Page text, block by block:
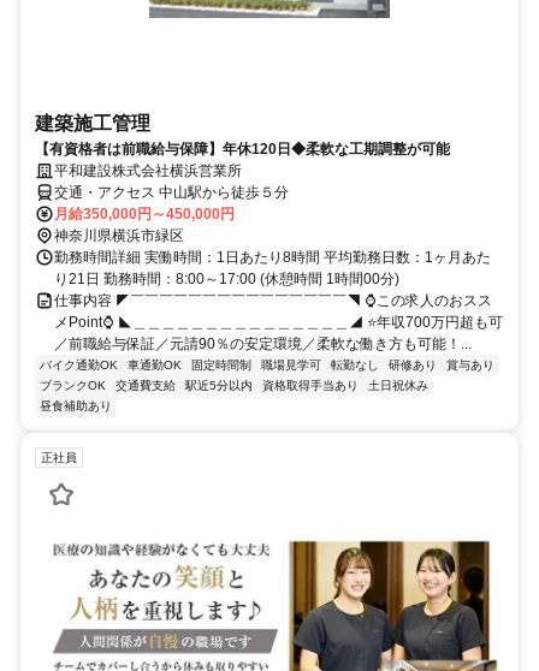
建築施工管理
【有資格者は前職給与保障】年休120日◆柔軟な工期調整が可能
平和建設株式会社横浜営業所
交通・アクセス 中山駅から徒歩５分
月給350,000円～450,000円
神奈川県横浜市緑区
勤務時間詳細 実働時間：1日あたり8時間 平均勤務日数：1ヶ月あた
り21日 勤務時間：8:00～17:00 (休憩時間 1時間00分)
仕事内容 ◤￣￣￣￣￣￣￣￣￣￣￣￣￣￣￣◥ ⌚この求人のおスス
メPoint⌚ ◣＿＿＿＿＿＿＿＿＿＿＿＿＿＿＿◢ ⭐️年収700万円超も可
／前職給与保証／元請90％の安定環境／柔軟な働き方も可能！...
バイク通勤OK 車通勤OK 固定時間制 職場見学可 転勤なし 研修あり
賞与あり
ブランクOK
交通費支給 駅近5分以内 資格取得手当あり
土日祝休み
昼食補助あり
正社員